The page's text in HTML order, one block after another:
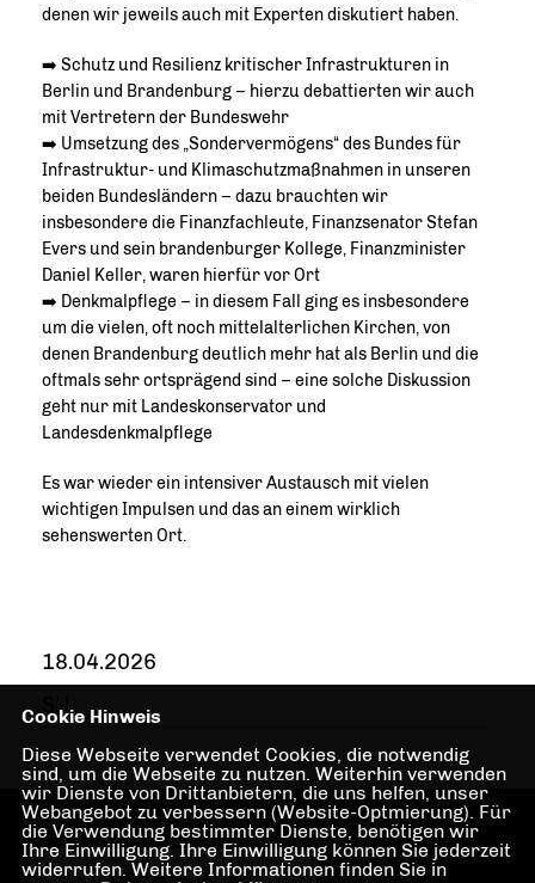
denen wir jeweils auch mit Experten diskutiert haben.
➡️ Schutz und Resilienz kritischer Infrastrukturen in
Berlin und Brandenburg – hierzu debattierten wir auch
mit Vertretern der Bundeswehr
➡️ Umsetzung des „Sondervermögens“ des Bundes für
Infrastruktur- und Klimaschutzmaßnahmen in unseren
beiden Bundesländern – dazu brauchten wir
insbesondere die Finanzfachleute, Finanzsenator Stefan
Evers und sein brandenburger Kollege, Finanzminister
Daniel Keller, waren hierfür vor Ort
➡️ Denkmalpflege – in diesem Fall ging es insbesondere
um die vielen, oft noch mittelalterlichen Kirchen, von
denen Brandenburg deutlich mehr hat als Berlin und die
oftmals sehr ortsprägend sind – eine solche Diskussion
geht nur mit Landeskonservator und
Landesdenkmalpflege
Es war wieder ein intensiver Austausch mit vielen
wichtigen Impulsen und das an einem wirklich
sehenswerten Ort.
18.04.2026
SH
Cookie Hinweis
Diese Webseite verwendet Cookies, die notwendig
sind, um die Webseite zu nutzen. Weiterhin verwenden
wir Dienste von Drittanbietern, die uns helfen, unser
Webangebot zu verbessern (Website-Optmierung). Für
die Verwendung bestimmter Dienste, benötigen wir
Ihre Einwilligung. Ihre Einwilligung können Sie jederzeit
widerrufen. Weitere Informationen finden Sie in